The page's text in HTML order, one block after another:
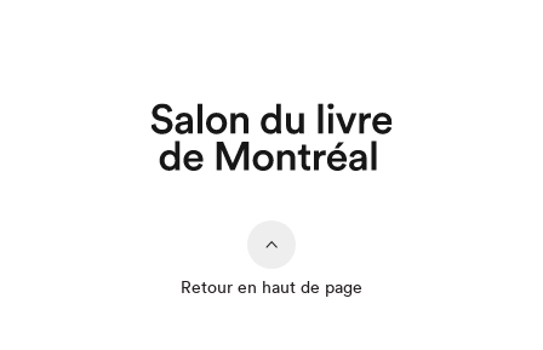
Retour en haut de page